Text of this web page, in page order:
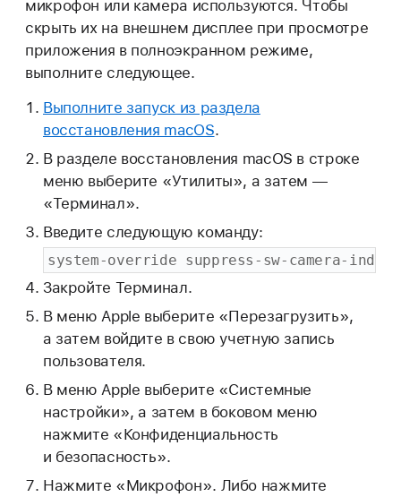
микрофон или камера используются. Чтобы
скрыть их на внешнем дисплее при просмотре
приложения в полноэкранном режиме,
выполните следующее.
Выполните запуск из раздела
восстановления macOS.
В разделе восстановления macOS в строке
меню выберите «Утилиты», а затем —
«Терминал».
Введите следующую команду:
system-override suppress-sw-camera-
Закройте Терминал.
В меню Apple выберите «Перезагрузить»,
а затем войдите в свою учетную запись
пользователя.
В меню Apple выберите «Системные
настройки», а затем в боковом меню
нажмите «Конфиденциальность
и безопасность».
Нажмите «Микрофон». Либо нажмите